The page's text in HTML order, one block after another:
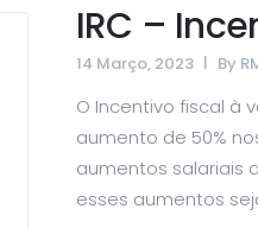
IRC –
14 Março, 2023 By
O Incentivo fiscal à
aumento de 50%
aumentos salariais
esses aumentos